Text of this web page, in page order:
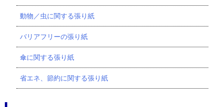
動物／虫に関する張り紙
バリアフリーの張り紙
傘に関する張り紙
省エネ、節約に関する張り紙